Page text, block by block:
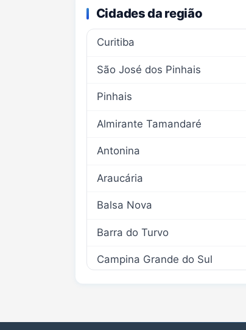
Cidades da região
Curitiba
São José dos Pinhais
Pinhais
Almirante Tamandaré
Antonina
Araucária
Balsa Nova
Barra do Turvo
Campina Grande do Sul